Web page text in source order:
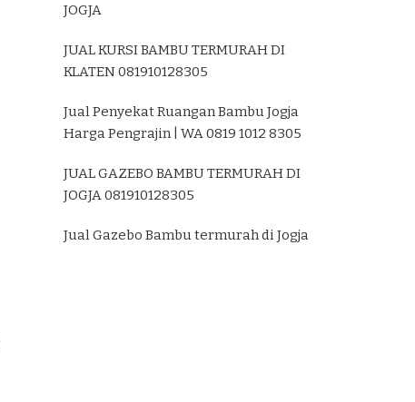
JOGJA
JUAL KURSI BAMBU TERMURAH DI
KLATEN 081910128305
Jual Penyekat Ruangan Bambu Jogja
Harga Pengrajin | WA 0819 1012 8305
JUAL GAZEBO BAMBU TERMURAH DI
JOGJA 081910128305
Jual Gazebo Bambu termurah di Jogja